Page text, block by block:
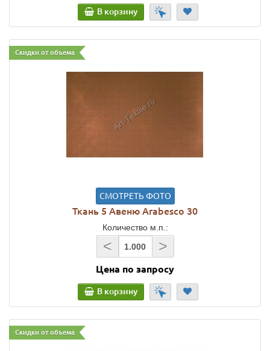
В корзину
Скидки от объема
СМОТРЕТЬ ФОТО
Ткань 5 Авеню Arabesco 30
Количество м.п.:
< >
Цена по запросу
В корзину
Скидки от объема